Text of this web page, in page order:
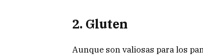
2. Gluten
Aunque son valiosas para los